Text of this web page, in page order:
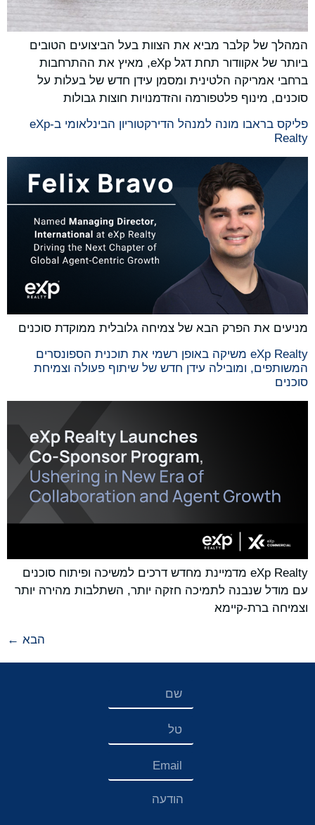
המהלך של קלבר מביא את הצוות בעל הביצועים הטובים
ביותר של אקוודור תחת דגל eXp, מאיץ את ההתרחבות
ברחבי אמריקה הלטינית ומסמן עידן חדש של בעלות על
סוכנים, מינוף פלטפורמה והזדמנויות חוצות גבולות
פליקס בראבו מונה למנהל הדירקטוריון הבינלאומי ב-eXp
Realty
מניעים את הפרק הבא של צמיחה גלובלית ממוקדת סוכנים
eXp Realty משיקה באופן רשמי את תוכנית הספונסרים
המשותפים, ומובילה עידן חדש של שיתוף פעולה וצמיחת
סוכנים
eXp Realty מדמיינת מחדש דרכים למשיכה ופיתוח סוכנים
עם מודל שנבנה לתמיכה חזקה יותר, השתלבות מהירה יותר
וצמיחה ברת-קיימא
הבא ←